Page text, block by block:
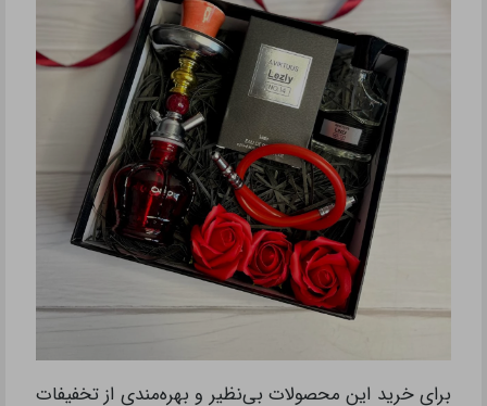
برای خرید این محصولات بی‌نظیر و بهره‌مندی از تخفیفات